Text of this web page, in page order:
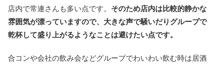
店内で常連さんも多い点です。 そのため店内は比較的静かな
雰囲気が漂っていますので、大きな声で騒いだりグループで
乾杯して盛り上がるようなことは避けたい点です。
合コンや会社の飲み会などグループでわいわい飲む時は居酒